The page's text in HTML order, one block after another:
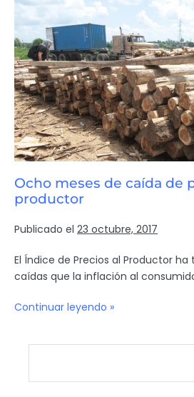
Ocho meses de caída de
productor
Publicado el 23 octubre, 2017
El Índice de Precios al Productor
caídas que la inflación al
Continuar leyendo »